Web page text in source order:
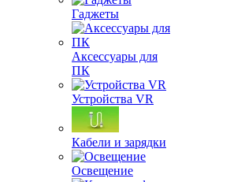
Гаджеты
Аксессуары для
ПК
Устройства VR
Кабели и зарядки
Освещение